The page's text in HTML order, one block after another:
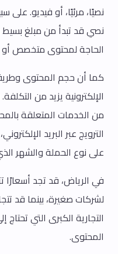
نصيًا، مرئيًا، أو فيديو. على
نصي قد تبدأ من مبلغ
الحاجة لمحتوى متخصص
كما أن حجم المحتوى
الإلكترونية يزيد من
من الخدمات المتعلقة
الترويج عبر البريد
على نوع الحملة والشهر
لشركات صغيرة، بينما قد
التجارية الكبرى التي
المحتوى.